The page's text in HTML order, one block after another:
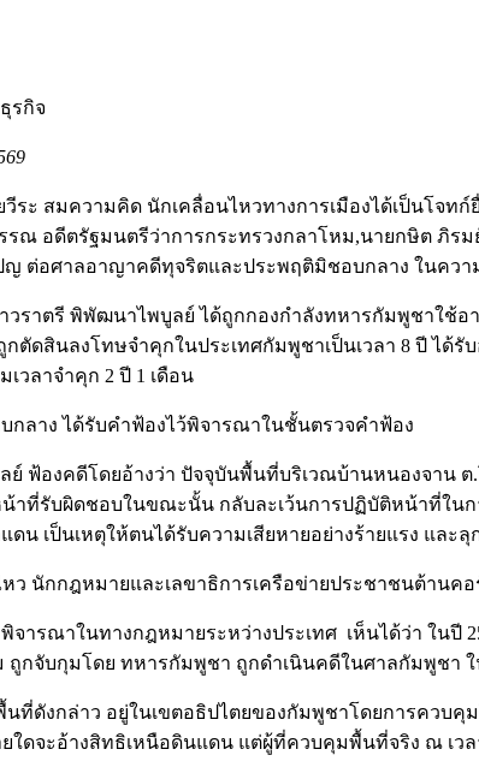
รกิจ
สมความคิด นักเคลื่อนไหวทางการเมืองได้เป็นโจทก์
รณ อดีตรัฐมนตรีว่าการกระทรวงกลาโหม,นายกษิต ภิร
ญ ต่อศาลอาญาคดีทุจริตและประพฤติมิชอบกลาง ในคว
าวราตรี พิพัฒนาไพบูลย์ ได้ถูกกองกำลังทหารกัมพูชาใ
ตัดสินลงโทษจำคุกในประเทศกัมพูชาเป็นเวลา 8 ปี ได้
วลาจำคุก 2 ปี 1 เดือน
ลาง ได้รับคำฟ้องไว้พิจารณาในชั้นตรวจคำฟ้อง
ฟ้องคดีโดยอ้างว่า ปัจจุบันพื้นที่บริเวณบ้านหนองจาน
น้าที่รับผิดชอบในขณะนั้น กลับละเว้นการปฏิบัติหน้าที่ใ
ดน เป็นเหตุให้ตนได้รับความเสียหายอย่างร้ายแรง แ
ว นักกฎหมายและเลขาธิการเครือข่ายประชาชนต้านค
จารณาในทางกฎหมายระหว่างประเทศ เห็นได้ว่า ในปี
กจับกุมโดย ทหารกัมพูชา ถูกดำเนินคดีในศาลกัมพูชา
ที่ดังกล่าว อยู่ในเขตอธิปไตยของกัมพูชาโดยการควบ
ใดจะอ้างสิทธิเหนือดินแดน แต่ผู้ที่ควบคุมพื้นที่จริง ณ เ